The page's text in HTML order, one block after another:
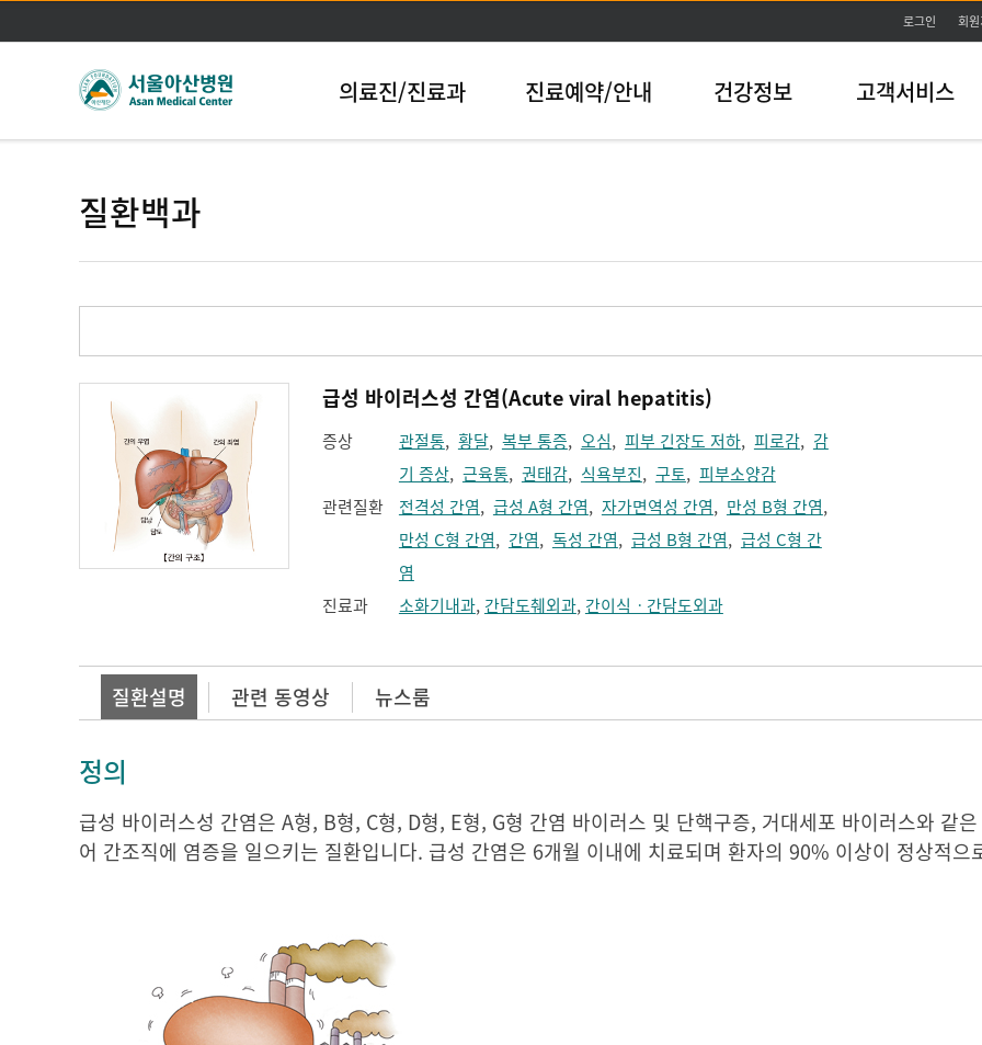
본문바로가기
로그인 회
의료진/진료과 진료예약/안내 건강정보 고객서비스
질환백과
급성 바이러스성 간염(Acute viral hepatitis)
증상 관절통, 황달, 복부 통증, 오심, 피부 긴장도 저하, 피로감, 감
기 증상, 근육통, 권태감, 식욕부진, 구토, 피부소양감
관련질환
전격성 간염, 급성 A형 간염, 자가면역성 간염, 만성 B형 간염,
만성 C형 간염, 간염, 독성 간염, 급성 B형 간염, 급성 C형 간
염
진료과
소화기내과, 간담도췌외과, 간이식ㆍ간담도외과
질환설명 관련 동영상 뉴스룸
정의
급성 바이러스성 간염은 A형, B형, C형, D형, E형, G형 간염 바이러스 및 단핵구증, 거대세포 바이러스와 같
어 간조직에 염증을 일으키는 질환입니다. 급성 간염은 6개월 이내에 치료되며 환자의 90% 이상이 정상적으